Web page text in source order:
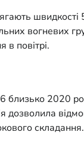
повітрі.
2020
складання.